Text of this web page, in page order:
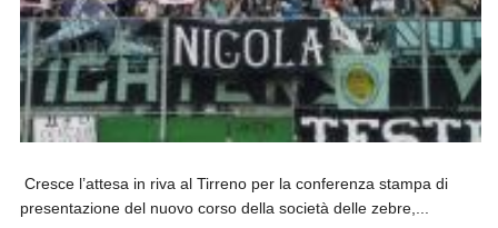
Cresce l’attesa in riva al Tirreno per la conferenza stampa di
presentazione del nuovo corso della società delle zebre,...